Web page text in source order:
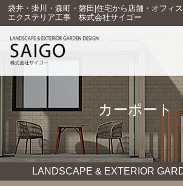
袋井・掛川・森町・磐田|住宅から店舗・オフィ
エクステリア工事 株式会社サイゴー
カーポート
LANDSCAPE & EXTERIOR